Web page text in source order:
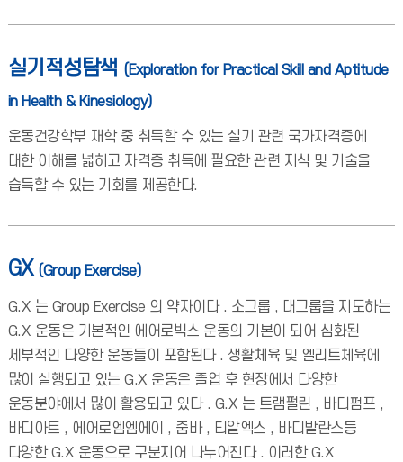
실기적성탐색 (Exploration for Practical Skill and Aptitude
in Health & Kinesiology)
운동건강학부 재학 중 취득할 수 있는 실기 관련 국가자격증에
대한 이해를 넓히고 자격증 취득에 필요한 관련 지식 및 기술을
습득할 수 있는 기회를 제공한다.
GX (Group Exercise)
G.X 는 Group Exercise 의 약자이다 . 소그룹 , 대그룹을 지도하는
G.X 운동은 기본적인 에어로빅스 운동의 기본이 되어 심화된
세부적인 다양한 운동들이 포함된다 . 생활체육 및 엘리트체육에
많이 실행되고 있는 G.X 운동은 졸업 후 현장에서 다양한
운동분야에서 많이 활용되고 있다 . G.X 는 트램펄린 , 바디펌프 ,
바디아트 , 에어로엠엠에이 , 줌바 , 티알엑스 , 바디발란스등
다양한 G.X 운동으로 구분지어 나누어진다 . 이러한 G.X